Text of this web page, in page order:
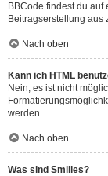
BBCode findest du
Beitragserstellung aus
Nach oben
Kann ich HTML
Nein, es ist nicht
werden.
Nach oben
Was sind Smilies?